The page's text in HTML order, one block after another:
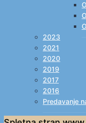
2023
2021
2020
2019
2017
2016
Predavanje